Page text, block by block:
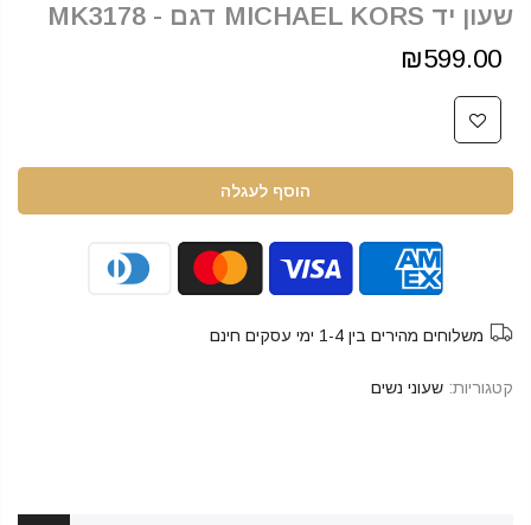
שעון יד MICHAEL KORS דגם - MK3178
₪599.00
הוסף לעגלה
משלוחים מהירים בין 1-4 ימי עסקים חינם
קטגוריות: שעוני נשים